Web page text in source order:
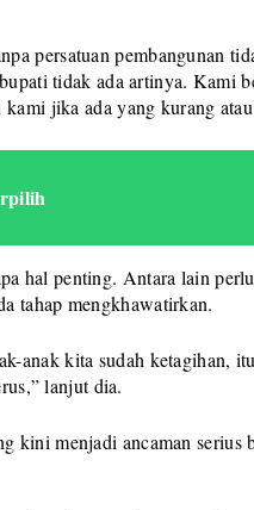
persatuan pembangunan
tidak ada artinya. Kami
jika ada yang kurang
hal penting. Antara lain
tahap mengkhawatirkan.
anak kita sudah ketagihan,
lanjut dia.
kini menjadi ancaman serius